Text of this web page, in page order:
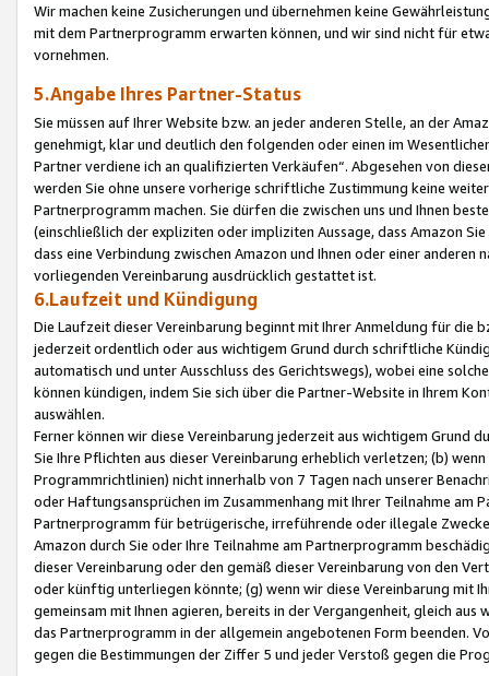
Wir machen keine Zusicherungen und übernehmen keine
mit dem Partnerprogramm erwarten können, und wir sind nicht für
vornehmen.
5.Angabe Ihres Partner-Status
Sie müssen auf Ihrer Website bzw. an jeder anderen Stelle, an der
genehmigt, klar und deutlich den folgenden oder einen im
Partner verdiene ich an qualifizierten Verkäufen“. Abgesehen von
werden Sie ohne unsere vorherige schriftliche Zustimmung keine
Partnerprogramm machen. Sie dürfen die zwischen uns und Ihnen
(einschließlich der expliziten oder impliziten Aussage, dass Amazon
dass eine Verbindung zwischen Amazon und Ihnen oder einer
vorliegenden Vereinbarung ausdrücklich gestattet ist.
6.Laufzeit und Kündigung
Die Laufzeit dieser Vereinbarung beginnt mit Ihrer Anmeldung für die
jederzeit ordentlich oder aus wichtigem Grund durch schriftliche
automatisch und unter Ausschluss des Gerichtswegs), wobei eine
können kündigen, indem Sie sich über die Partner-Website in Ihrem
auswählen.
Ferner können wir diese Vereinbarung jederzeit aus wichtigem Grund
Sie Ihre Pflichten aus dieser Vereinbarung erheblich verletzen; (b)
Programmrichtlinien) nicht innerhalb von 7 Tagen nach unserer
oder Haftungsansprüchen im Zusammenhang mit Ihrer Teilnahme am
Partnerprogramm für betrügerische, irreführende oder illegale
Amazon durch Sie oder Ihre Teilnahme am Partnerprogramm
dieser Vereinbarung oder den gemäß dieser Vereinbarung von den
oder künftig unterliegen könnte; (g) wenn wir diese Vereinbarung mit
gemeinsam mit Ihnen agieren, bereits in der Vergangenheit, gleich
das Partnerprogramm in der allgemein angebotenen Form beenden.
gegen die Bestimmungen der Ziffer 5 und jeder Verstoß gegen die